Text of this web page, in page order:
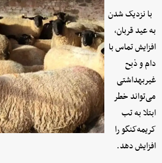
با نزدیک شدن
به عید قربان،
افزایش تماس با
دام و ذبح
غیربهداشتی
می‌تواند خطر
ابتلا به تب
کریمه‌کنگو را
افزایش دهد.